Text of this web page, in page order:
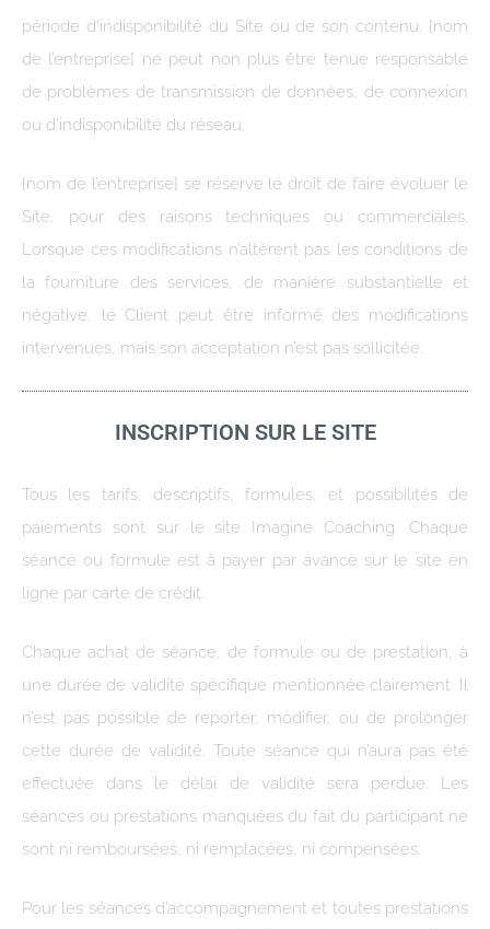
période d’indisponibilité du Site ou de son contenu. [nom
de l’entreprise] ne peut non plus être tenue responsable
de problèmes de transmission de données, de connexion
ou d’indisponibilité du réseau.
[nom de l’entreprise] se réserve le droit de faire évoluer le
Site, pour des raisons techniques ou commerciales.
Lorsque ces modifications n’altèrent pas les conditions de
la fourniture des services, de manière substantielle et
négative, le Client peut être informé des modifications
intervenues, mais son acceptation n’est pas sollicitée.
INSCRIPTION SUR LE SITE
Tous les tarifs, descriptifs, formules, et possibilités de
paiements sont sur le site Imagine Coaching. Chaque
séance ou formule est à payer par avance sur le site en
ligne par carte de crédit.
Chaque achat de séance, de formule ou de prestation, à
une durée de validité spécifique mentionnée clairement. Il
n’est pas possible de reporter, modifier, ou de prolonger
cette durée de validité. Toute séance qui n’aura pas été
effectuée dans le délai de validité sera perdue. Les
séances ou prestations manquées du fait du participant ne
sont ni remboursées, ni remplacées, ni compensées.
Pour les séances d’accompagnement et toutes prestations